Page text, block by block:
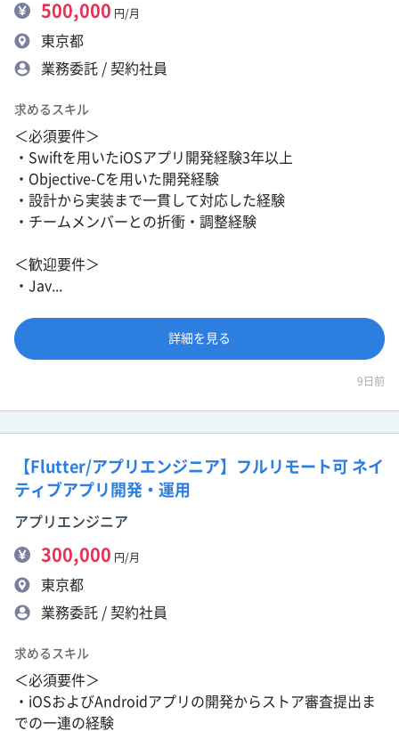
500,000 円/月
東京都
業務委託 / 契約社員
求めるスキル
＜必須要件＞
・Swiftを用いたiOSアプリ開発経験3年以上
・Objective-Cを用いた開発経験
・設計から実装まで一貫して対応した経験
・チームメンバーとの折衝・調整経験
＜歓迎要件＞
・Jav...
詳細を見る
9日前
【Flutter/アプリエンジニア】フルリモート可 ネイ
ティブアプリ開発・運用
アプリエンジニア
300,000 円/月
東京都
業務委託 / 契約社員
求めるスキル
＜必須要件＞
・iOSおよびAndroidアプリの開発からストア審査提出ま
での一連の経験